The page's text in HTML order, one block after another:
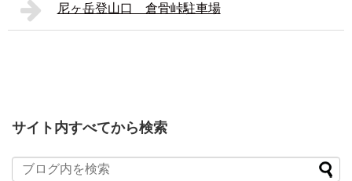
尼ヶ岳登山口 倉骨峠駐車場
サイト内すべてから検索